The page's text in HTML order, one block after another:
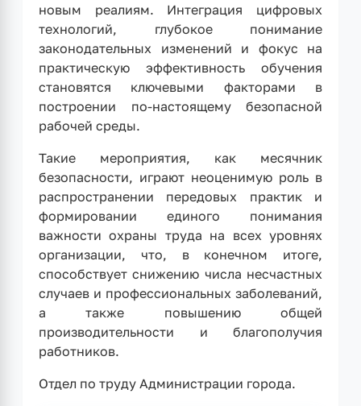
новым реалиям. Интеграция цифровых
технологий, глубокое понимание
законодательных изменений и фокус на
практическую эффективность обучения
становятся ключевыми факторами в
построении по-настоящему безопасной
рабочей среды.
Такие мероприятия, как месячник
безопасности, играют неоценимую роль в
распространении передовых практик и
формировании единого понимания
важности охраны труда на всех уровнях
организации, что, в конечном итоге,
способствует снижению числа несчастных
случаев и профессиональных заболеваний,
а также повышению общей
производительности и благополучия
работников.
Отдел по труду Администрации города.